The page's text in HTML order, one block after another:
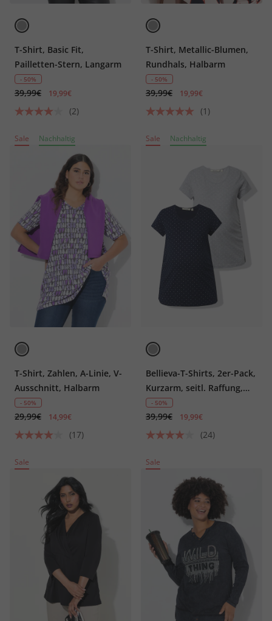
T-Shirt, Basic Fit,
Pailletten-Stern, Langarm
- 50%
39,99€ 19,99€
(2)
T-Shirt, Metallic-Blumen,
Rundhals, Halbarm
- 50%
39,99€ 19,99€
(1)
Sale Nachhaltig
T-Shirt, Zahlen, A-Linie, V-
Ausschnitt, Halbarm
- 50%
29,99€ 14,99€
(17)
Sale Nachhaltig
Bellieva-T-Shirts, 2er-Pack,
Kurzarm, seitl. Raffung,
Biobaumwolle, GOTS
- 50%
39,99€ 19,99€
(24)
Sale Sale